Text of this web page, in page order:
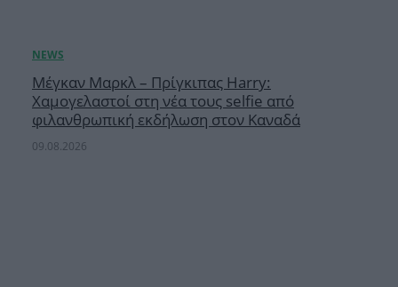
Μέγκαν Μαρκλ – Πρίγκιπας Harry:
Χαμογελαστοί στη νέα τους selfie από
φιλανθρωπική εκδήλωση στον Καναδά
09.08.2026